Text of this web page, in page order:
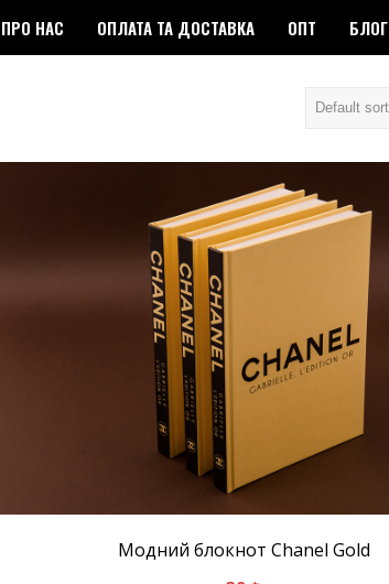
ПРО НАС ОПЛАТА ТА ДОСТАВКА ОПТ БЛОГ
Модний блокнот Chanel Gold